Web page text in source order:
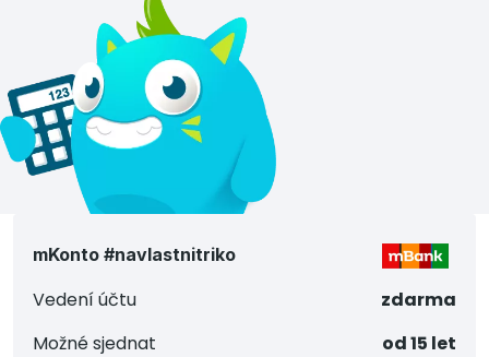
mKonto #navlastnitriko
Vedení účtu
zdarma
Možné sjednat
od 15 let